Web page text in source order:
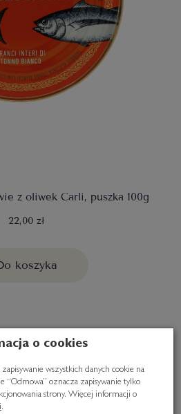
z oliwek Carli, puszka 100g
22,00 zł
koszyka
o cookies
wszystkich danych cookie na
oznacza zapisywanie tylko
strony. Więcej informacji o
.